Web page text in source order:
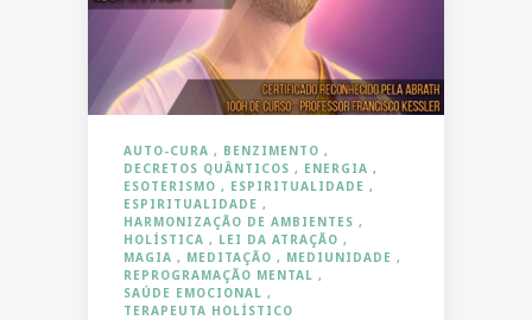
AUTO-CURA
BENZIMENTO
DECRETOS QUÂNTICOS
ENERGIA
ESOTERISMO
ESPIRITUALIDADE
ESPIRITUALIDADE
HARMONIZAÇÃO DE AMBIENTES
HOLÍSTICA
LEI DA ATRAÇÃO
MAGIA
MEDITAÇÃO
MEDIUNIDADE
REPROGRAMAÇÃO MENTAL
SAÚDE EMOCIONAL
TERAPEUTA HOLÍSTICO